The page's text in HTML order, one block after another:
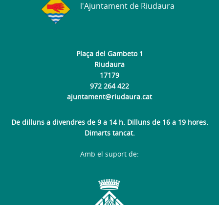
Plaça del Gambeto 1
Riudaura
17179
972 264 422
ajuntament@riudaura.cat
De dilluns a divendres de 9 a 14 h. Dilluns de 16 a 19 hores.
Dimarts tancat.
l'Ajuntament de Riudaura
Amb el suport de: